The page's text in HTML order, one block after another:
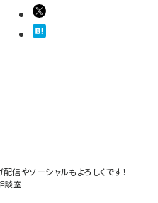
信やソーシャルもよろしくです！
談室